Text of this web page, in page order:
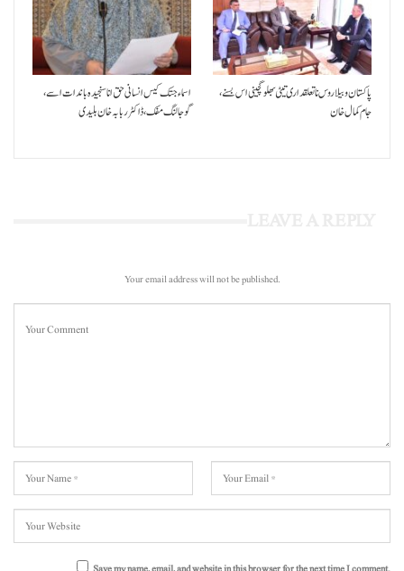
اسماء جتک کیس انسانی حق انا سنجیدہ باندات اسے،
گوجالنگ مفک،ڈاکٹر ربابہ خان بلیدی
پاکستان و بیلاروس نا تعلقداری تیٹی بھلو گچینی اس بسنے،
جام کمال خان
Your email address will not be published.